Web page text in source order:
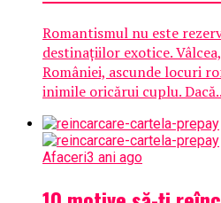
Romantismul nu este
destinațiilor exotice.
României, ascunde locuri
inimile oricărui cuplu.
Afaceri3 ani ago